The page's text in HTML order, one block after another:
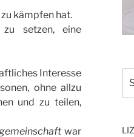
kämpfen hat.
setzen, eine
Interesse
ohne allzu
und zu teilen,
war